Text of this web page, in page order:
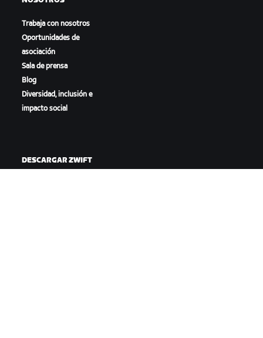
Trabaja con nosotros
Oportunidades de
asociación
Sala de prensa
Blog
Diversidad, inclusión e
impacto social
DESCARGAR ZWIFT